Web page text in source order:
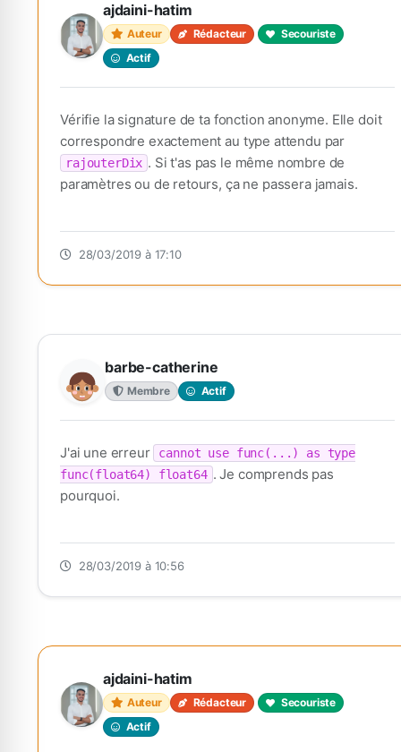
ajdaini-hatim
Auteur Rédacteur
Secouriste
Actif
Vérifie la signature de ta fonction anonyme. Elle doit
correspondre exactement au type attendu par
rajouterDix . Si t'as pas le même nombre de
paramètres ou de retours, ça ne passera jamais.
28/03/2019 à 17:10
barbe-catherine
Membre Actif
J'ai une erreur
cannot use func(...) as type
func(float64) float64 . Je comprends pas
pourquoi.
28/03/2019 à 10:56
ajdaini-hatim
Auteur Rédacteur
Secouriste
Actif